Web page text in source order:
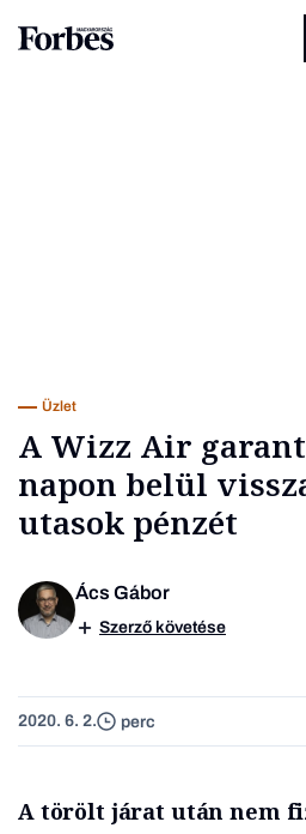
Üzlet
A Wizz Air
napon belül
utasok pénzét
Ács Gábor
Szerző követése
2020. 6. 2. perc
A törölt járat után nem